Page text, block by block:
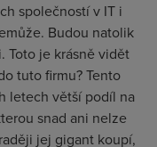
společností v IT i
Budou natolik
Toto je krásně vidět
tuto firmu? Tento
letech větší podíl na
snad ani nelze
jej gigant koupí,